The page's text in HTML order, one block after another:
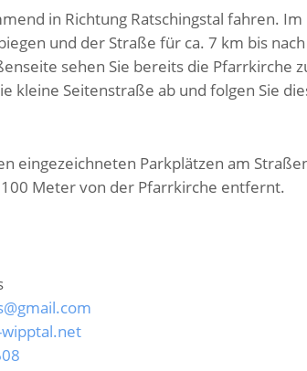
in Richtung Ratschingstal fahren.
und der Straße für ca. 7 km bis
sehen Sie bereits die Pfarrkirche
kleine Seitenstraße ab und folgen Sie
eingezeichneten Parkplätzen am
Meter von der Pfarrkirche entfernt.